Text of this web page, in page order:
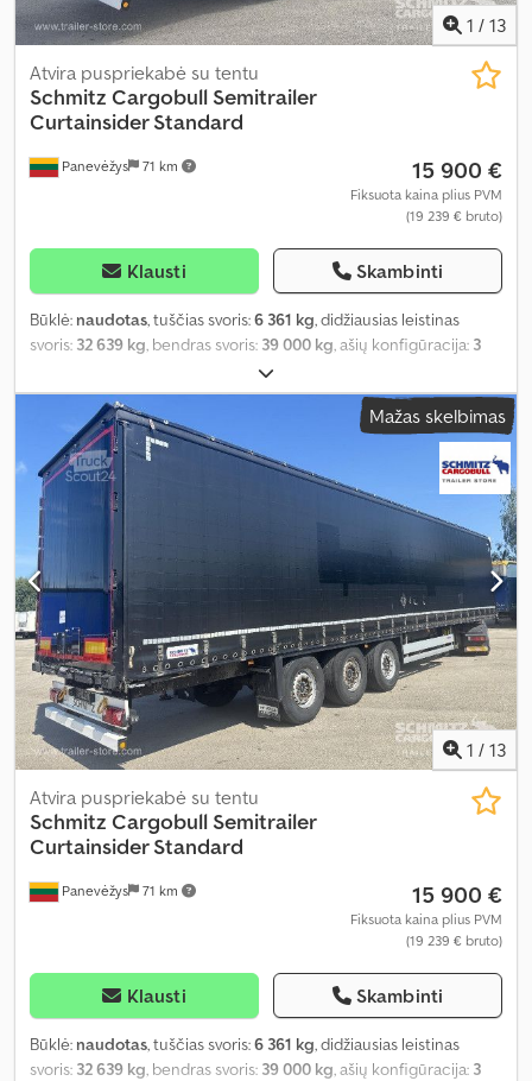
1 / 13
Panevėžys 71 km
Atvira puspriekabė su tentu
Schmitz Cargobull Semitrailer
Curtainsider Standard
15 900 €
Fiksuota kaina plius PVM
(19 239 € bruto)
Klausti Skambinti
Būklė: naudotas, tuščias svoris:6 361 kg, didžiausias leistinas
svoris: 32 639 kg , bendras svoris: 39 000 kg , ašių konfigūracija: 3
04/2022, krovimo vietos ilgis:
krovinių skyriaus plotis:2 480 mm, krovos erdvės aukštis:2 700
, krovinio erdvės tūris:
, padangos dydis:
385/65 R22,5 , ratų bazė:7 700 mm
, Įranga:
ABS,
Mažas skelbimas
1 / 13
Panevėžys 71 km
Atvira puspriekabė su tentu
Schmitz Cargobull Semitrailer
Curtainsider Standard
15 900 €
Fiksuota kaina plius PVM
(19 239 € bruto)
Klausti Skambinti
Būklė: naudotas, tuščias svoris:6 361 kg, didžiausias leistinas
svoris: 32 639 kg, bendras svoris: 39 000 kg, ašių konfigūracija: 3